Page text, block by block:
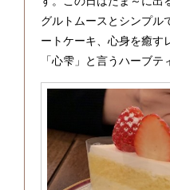
グルトムースとシンプル
ートケーキ、心身を癒す
「心雫」と言うハーブテ